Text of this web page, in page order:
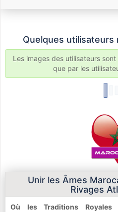
Quelques
Les images des utilisateurs
que par les
Unir les Âmes
Rivages
Où les Traditions Royales